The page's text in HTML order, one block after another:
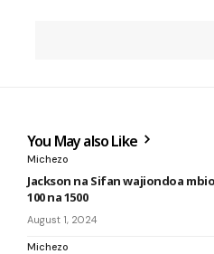
You May also Like
Michezo
Jackson na Sifan wajiondoa
100 na 1500
August 1, 2024
Michezo